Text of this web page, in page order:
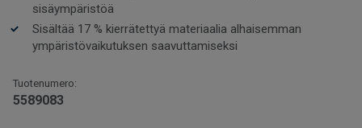
sisäympäristöä
Sisältää 17 % kierrätettyä materiaalia alhaisemman
ympäristövaikutuksen saavuttamiseksi
Tuotenumero:
5589083